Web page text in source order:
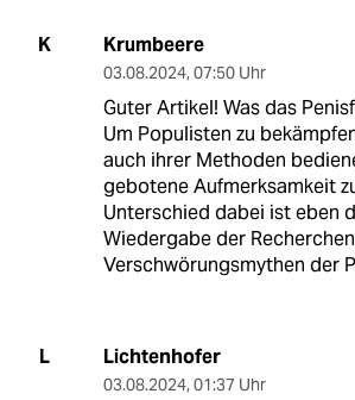
K Krumbeere
03.08.2024, 07:50 Uhr
Guter Artikel! Was das
Um Populisten zu
auch ihrer Methoden
gebotene Aufmerksamkeit
Unterschied dabei ist eben
Wiedergabe der
Verschwörungsmythen der
L Lichtenhofer
03.08.2024, 01:37 Uhr